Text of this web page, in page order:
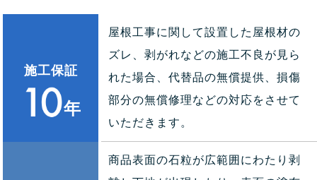
施工保証
年
屋根工事に関して設置した屋根材の
ズレ、剥がれなどの施工不良が見ら
れた場合、代替品の無償提供、損傷
部分の無償修理などの対応をさせて
いただきます。
商品表面の石粒が広範囲にわたり剥